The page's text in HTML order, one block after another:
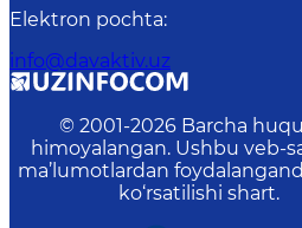
Elektron pochta:
info@davaktiv.uz
© 2001-2026 Barcha
himoyalangan. Ushbu veb-
ma’lumotlardan
ko‘rsatilishi shart.